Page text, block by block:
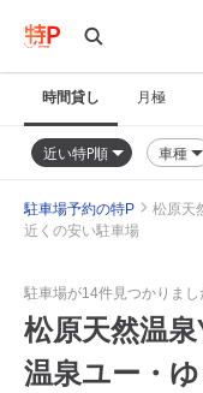
時間貸し 月極
近い特P順 車種
駐車場予約の特P
松原天
近くの安い駐車場
駐車場が14件見つかりまし
松原天然温
温泉ユー・ゆ